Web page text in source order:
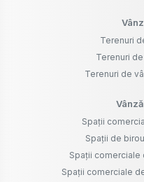
Terenuri
Terenuri
Terenuri de
Spații
Spații de
Spații comerciale
Spații comerciale